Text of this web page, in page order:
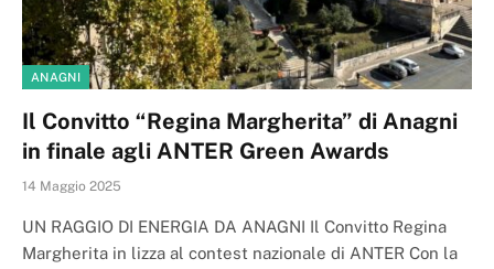
ANAGNI
Il Convitto “Regina Margherita” di Anagni
in finale agli ANTER Green Awards
14 Maggio 2025
UN RAGGIO DI ENERGIA DA ANAGNI Il Convitto Regina
Margherita in lizza al contest nazionale di ANTER Con la